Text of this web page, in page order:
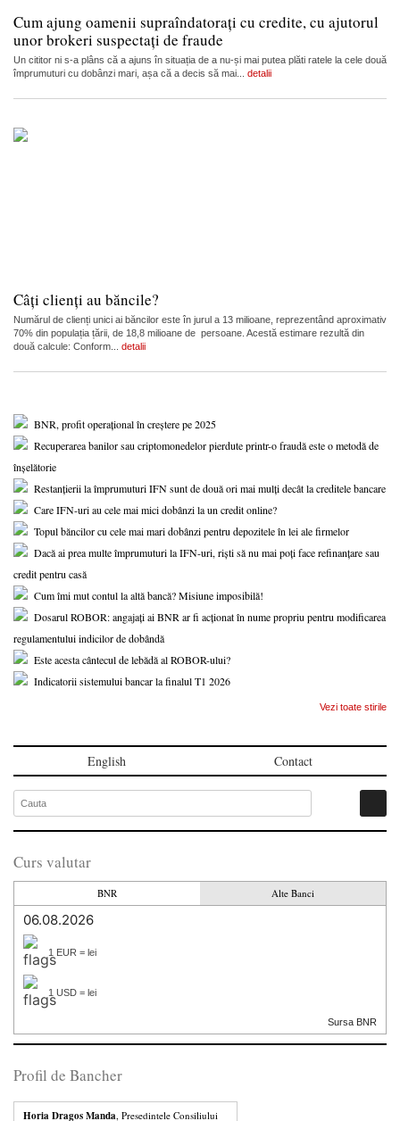
Cum ajung oamenii supraîndatorați cu credite, cu ajutorul
unor brokeri suspectați de fraude
Un cititor ni s-a plâns că a ajuns în situația de a nu-și mai putea plăti ratele la cele două
împrumuturi cu dobânzi mari, așa că a decis să mai... detalii
Câți clienți au băncile?
Numărul de clienți unici ai băncilor este în jurul a 13 milioane, reprezentând aproximativ
70% din populația țării, de 18,8 milioane de persoane. Acestă estimare rezultă din
două calcule: Conform... detalii
BNR, profit operațional în creștere pe 2025
Recuperarea banilor sau criptomonedelor pierdute printr-o fraudă este o metodă de
înșelătorie
Restanțierii la împrumuturi IFN sunt de două ori mai mulți decât la creditele bancare
Care IFN-uri au cele mai mici dobânzi la un credit online?
Topul băncilor cu cele mai mari dobânzi pentru depozitele în lei ale firmelor
Dacă ai prea multe împrumuturi la IFN-uri, riști să nu mai poți face refinanțare sau
credit pentru casă
Cum îmi mut contul la altă bancă? Misiune imposibilă!
Dosarul ROBOR: angajați ai BNR ar fi acționat în nume propriu pentru modificarea
regulamentului indicilor de dobândă
Este acesta cântecul de lebădă al ROBOR-ului?
Indicatorii sistemului bancar la finalul T1 2026
Vezi toate stirile
English Contact
Curs valutar
BNR Alte Banci
06.08.2026
1 EUR = lei
1 USD = lei
Sursa BNR
Profil de Bancher
Horia Dragos Manda, Presedintele Consiliului